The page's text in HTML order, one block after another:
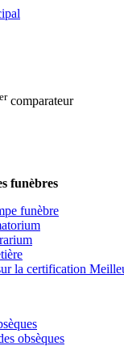
ercomparateur
funèbres
funèbre
la certification
obsèques